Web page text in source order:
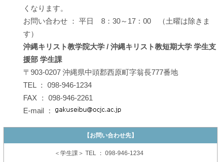
くなります。
お問い合わせ ： 平日 8：30～17：00 （土曜は除きま
す）
沖縄キリスト教学院大学 / 沖縄キリスト教短期大学 学生支
援部 学生課
〒903-0207 沖縄県中頭郡西原町字翁長777番地
TEL ： 098-946-1234
FAX ： 098-946-2261
E-mail ：
【お問い合わせ先】
＜学生課＞ TEL ： 098-946-1234